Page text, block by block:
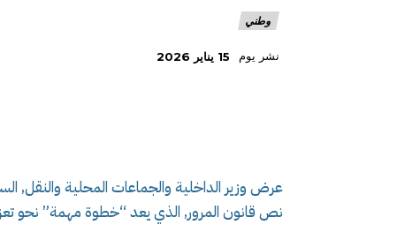
وطني
نشر يوم 15 يناير 2026
عرض وزير الداخلية والجماعات المحلية
نص قانون المرور, الذي يعد “خطوة مهمة” نحو